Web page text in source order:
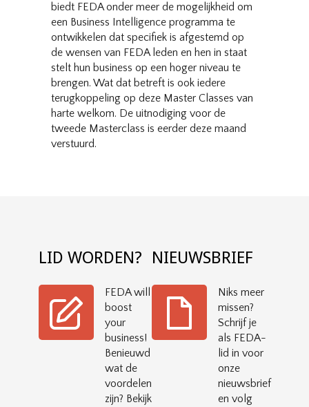
biedt FEDA onder meer de mogelijkheid om
een Business Intelligence programma te
ontwikkelen dat specifiek is afgestemd op
de wensen van FEDA leden en hen in staat
stelt hun business op een hoger niveau te
brengen. Wat dat betreft is ook iedere
terugkoppeling op deze Master Classes van
harte welkom. De uitnodiging voor de
tweede Masterclass is eerder deze maand
verstuurd.
LID WORDEN?
FEDA will
boost
your
business!
Benieuwd
wat de
voordelen
zijn? Bekijk
NIEUWSBRIEF
Niks meer
missen?
Schrijf je
als FEDA-
lid in voor
onze
nieuwsbrief
en volg